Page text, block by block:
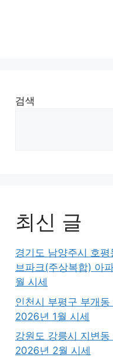
검색
최신 글
경기도 남양주시 호평
브파크(주상복합) 아
월 시세
인천시 부평구 부개동
2026년 1월 시세
강원도 강릉시 지변
2026년 2월 시세